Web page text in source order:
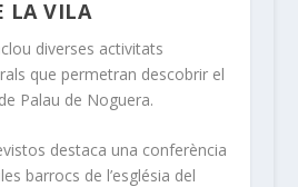
LA VILA
diverses activitats
que permetran descobrir el
Palau de Noguera.
destaca una conferència
barrocs de l’església del